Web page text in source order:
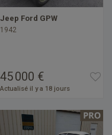
Jeep Ford GPW
1942
45 000 €
Actualisé il y a 18 jours